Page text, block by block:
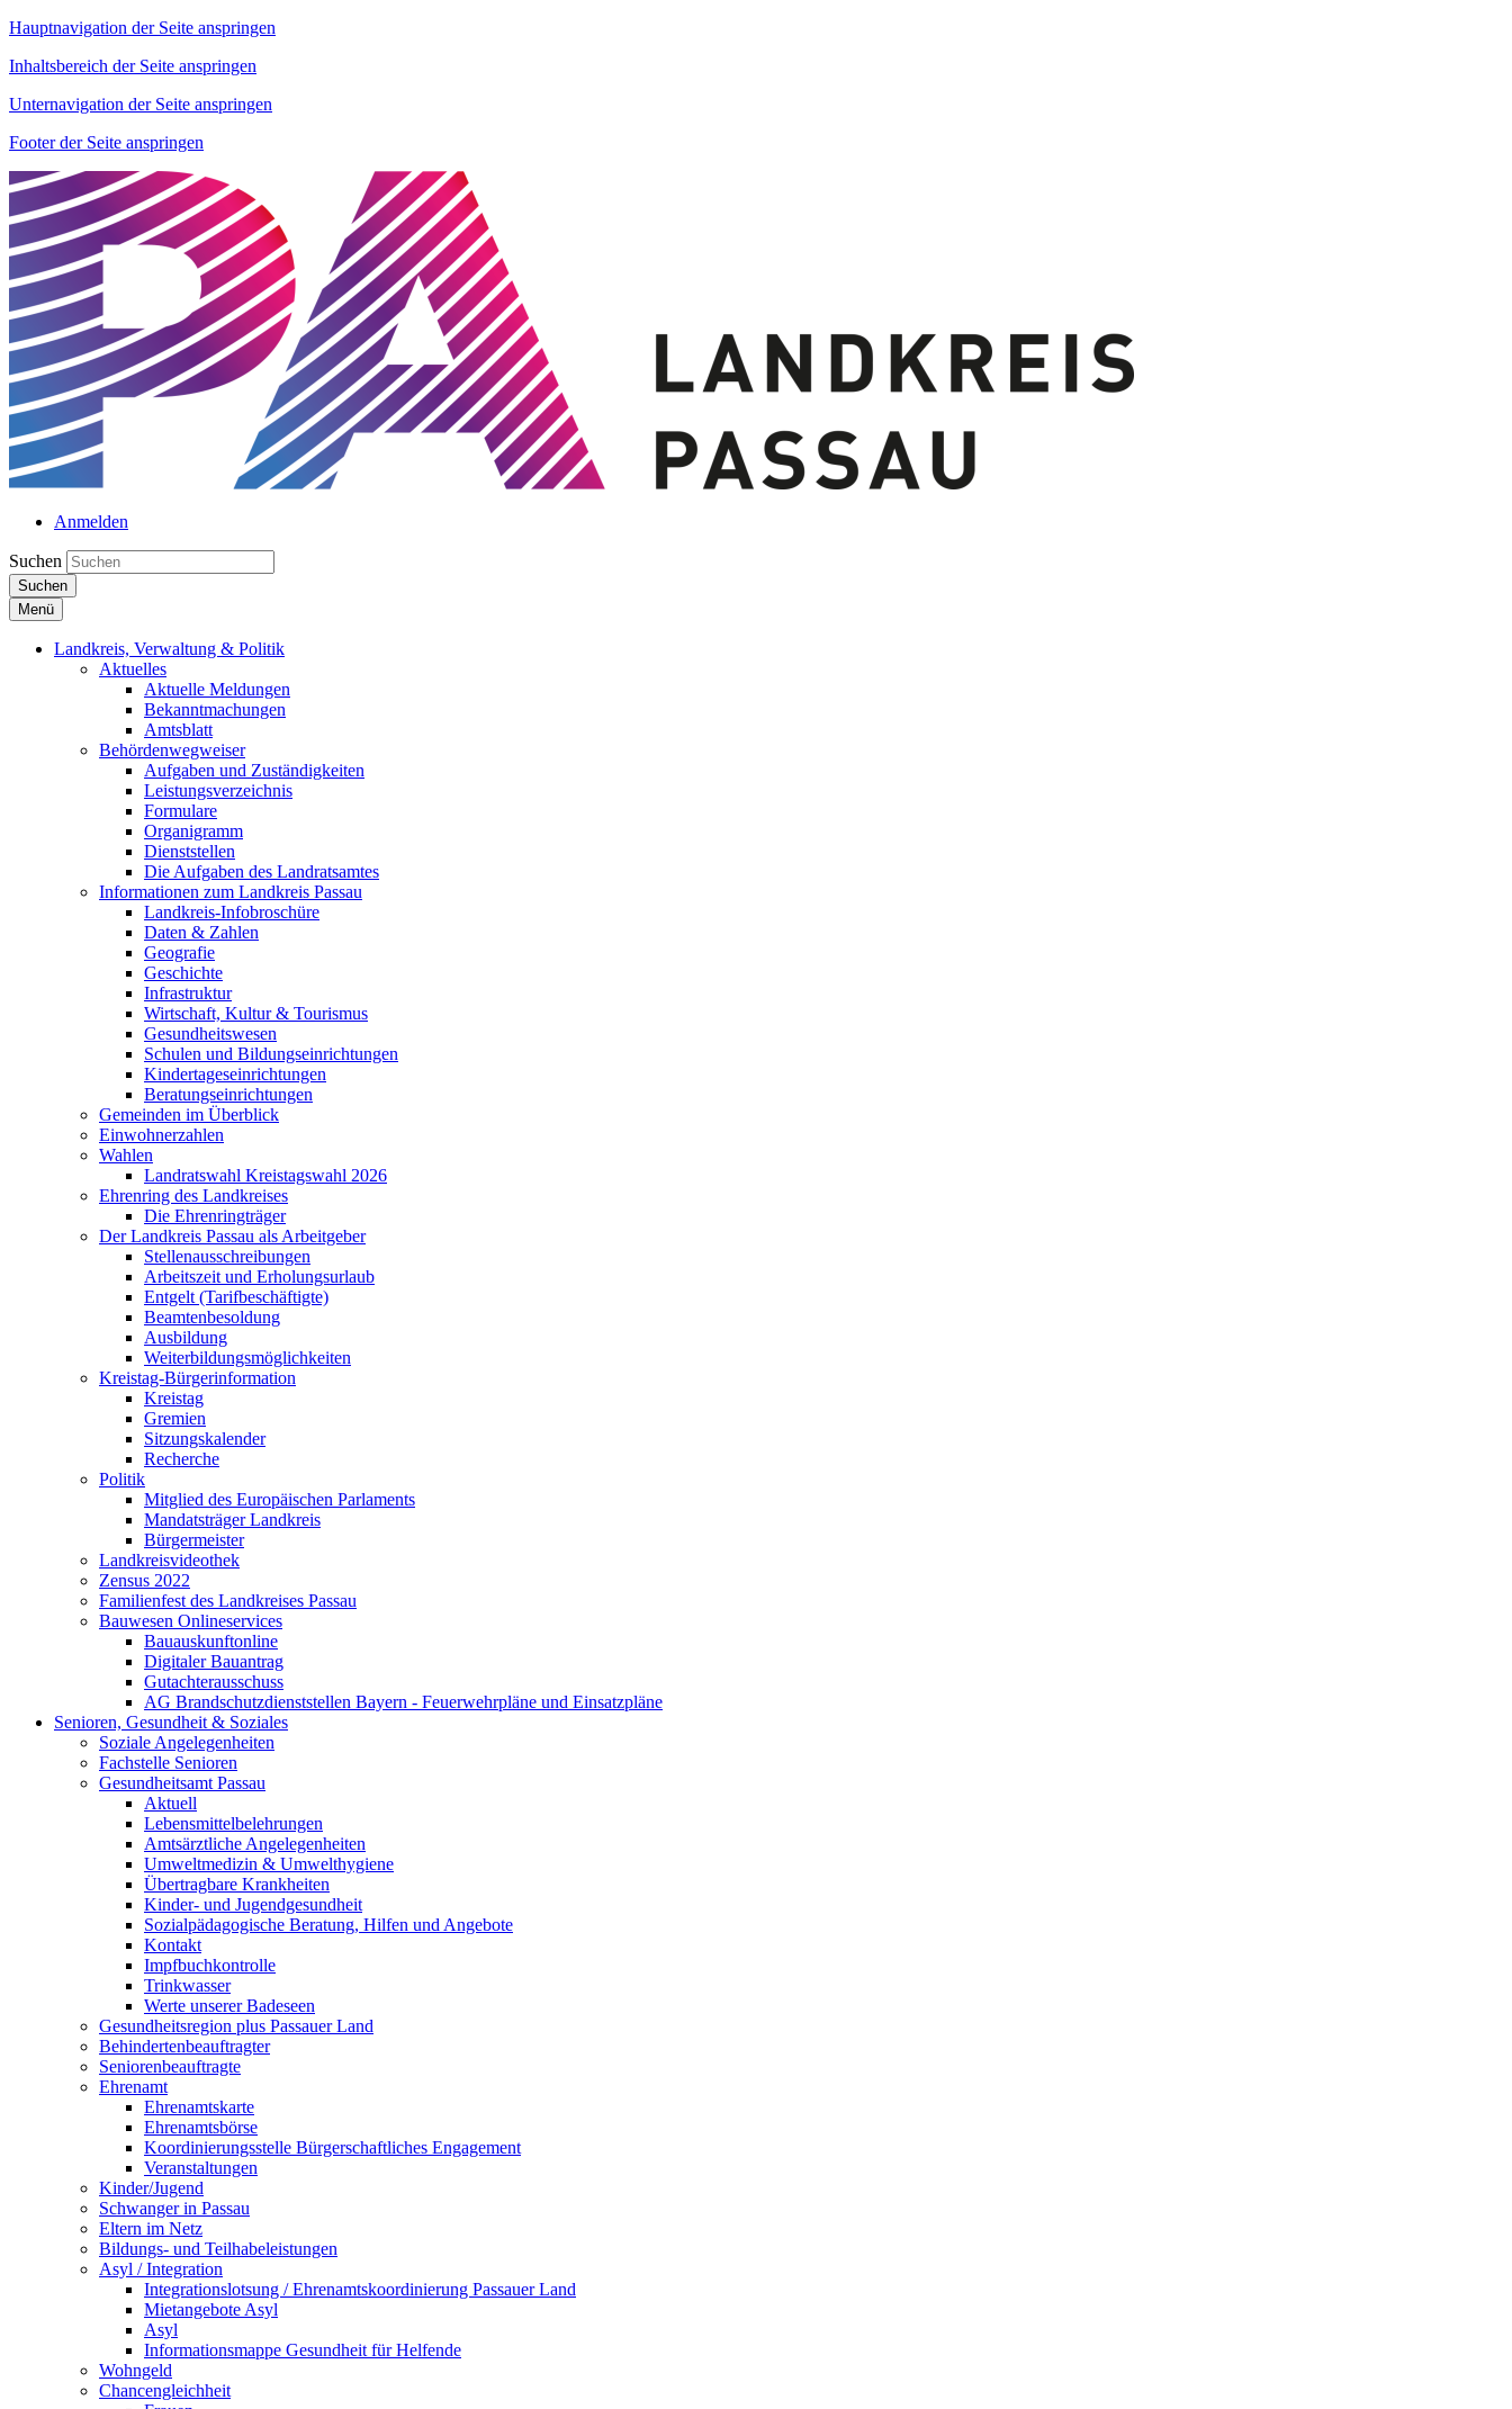
Hauptnavigation der Seite anspringen
Inhaltsbereich der Seite anspringen
Unternavigation der Seite anspringen
Footer der Seite anspringen
Anmelden
Suchen
Suchen
Menü
Landkreis, Verwaltung & Politik
Aktuelles
Aktuelle Meldungen
Bekanntmachungen
Amtsblatt
Behördenwegweiser
Aufgaben und Zuständigkeiten
Leistungsverzeichnis
Formulare
Organigramm
Dienststellen
Die Aufgaben des Landratsamtes
Informationen zum Landkreis Passau
Landkreis-Infobroschüre
Daten & Zahlen
Geografie
Geschichte
Infrastruktur
Wirtschaft, Kultur & Tourismus
Gesundheitswesen
Schulen und Bildungseinrichtungen
Kindertageseinrichtungen
Beratungseinrichtungen
Gemeinden im Überblick
Einwohnerzahlen
Wahlen
Landratswahl Kreistagswahl 2026
Ehrenring des Landkreises
Die Ehrenringträger
Der Landkreis Passau als Arbeitgeber
Stellenausschreibungen
Arbeitszeit und Erholungsurlaub
Entgelt (Tarifbeschäftigte)
Beamtenbesoldung
Ausbildung
Weiterbildungsmöglichkeiten
Kreistag-Bürgerinformation
Kreistag
Gremien
Sitzungskalender
Recherche
Politik
Mitglied des Europäischen Parlaments
Mandatsträger Landkreis
Bürgermeister
Landkreisvideothek
Zensus 2022
Familienfest des Landkreises Passau
Bauwesen Onlineservices
Bauauskunftonline
Digitaler Bauantrag
Gutachterausschuss
AG Brandschutzdienststellen Bayern - Feuerwehrpläne und Einsatzpläne
Senioren, Gesundheit & Soziales
Soziale Angelegenheiten
Fachstelle Senioren
Gesundheitsamt Passau
Aktuell
Lebensmittelbelehrungen
Amtsärztliche Angelegenheiten
Umweltmedizin & Umwelthygiene
Übertragbare Krankheiten
Kinder- und Jugendgesundheit
Sozialpädagogische Beratung, Hilfen und Angebote
Kontakt
Impfbuchkontrolle
Trinkwasser
Werte unserer Badeseen
Gesundheitsregion plus Passauer Land
Behindertenbeauftragter
Seniorenbeauftragte
Ehrenamt
Ehrenamtskarte
Ehrenamtsbörse
Koordinierungsstelle Bürgerschaftliches Engagement
Veranstaltungen
Kinder/Jugend
Schwanger in Passau
Eltern im Netz
Bildungs- und Teilhabeleistungen
Asyl / Integration
Integrationslotsung / Ehrenamtskoordinierung Passauer Land
Mietangebote Asyl
Asyl
Informationsmappe Gesundheit für Helfende
Wohngeld
Chancengleichheit